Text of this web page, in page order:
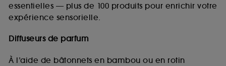
essentielles — plus de 100 produits pour enrichir votre
expérience sensorielle.
Diffuseurs de parfum
À l’aide de bâtonnets en bambou ou en rotin